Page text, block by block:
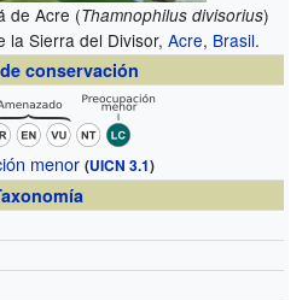
de Acre (Thamnophilus divisorius)
la Sierra del Divisor, Acre, Brasil.
conservación
menor (UICN 3.1)